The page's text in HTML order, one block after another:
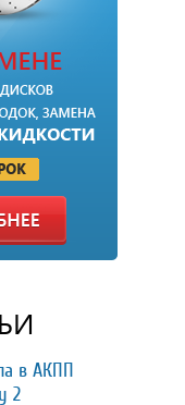
в АКПП
2